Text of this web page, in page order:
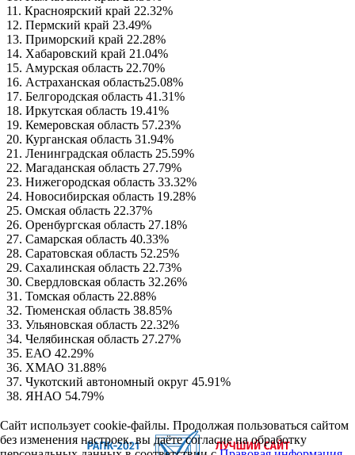
11. Красноярский край 22.32%
12. Пермский край 23.49%
13. Приморский край 22.28%
14. Хабаровский край 21.04%
15. Амурская область 22.70%
16. Астраханская область25.08%
17. Белгородская область 41.31%
18. Иркутская область 19.41%
19. Кемеровская область 57.23%
20. Курганская область 31.94%
21. Ленинградская область 25.59%
22. Магаданская область 27.79%
23. Нижегородская область 33.32%
24. Новосибирская область 19.28%
25. Омская область 22.37%
26. Оренбургская область 27.18%
27. Самарская область 40.33%
28. Саратовская область 52.25%
29. Сахалинская область 22.73%
30. Свердловская область 32.26%
31. Томская область 22.88%
32. Тюменская область 38.85%
33. Ульяновская область 22.32%
34. Челябинская область 27.27%
35. ЕАО 42.29%
36. ХМАО 31.88%
37. Чукотский автономный округ 45.91%
38. ЯНАО 54.79%
Сайт использует cookie-файлы. Продолжая пользоваться сайтом
без изменения настроек, вы даёте согласие на обработку